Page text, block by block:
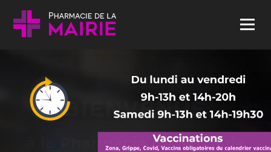
Skip to content
Menu
BIENVENUE
à la Pharmacie de la Mairie